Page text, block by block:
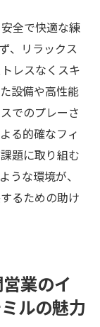
全で快適な練
、リラックス
レスなくスキ
設備や高性能
でのプレーさ
る的確なフィ
題に取り組む
うな環境が、
るための助け
業のイ
ルの魅力